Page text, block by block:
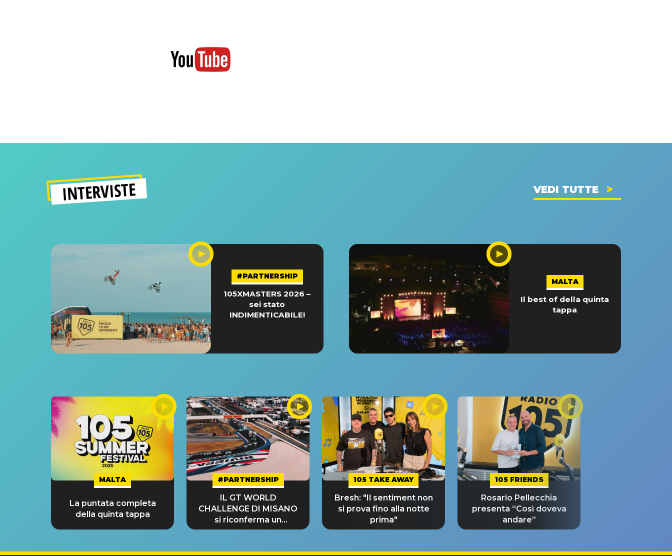
INTERVISTE VEDI TUTTE
#PARTNERSHIP
105XMASTERS 2026 –
sei stato
INDIMENTICABILE!
MALTA
Il best of della quinta
tappa
MALTA
La puntata completa
della quinta tappa
#PARTNERSHIP
IL GT WORLD
CHALLENGE DI MISANO
si riconferma un
GRANDE SUCCESSO!
105 TAKE AWAY
Bresh: "Il sentiment non
si prova fino alla notte
prima"
105 FRIENDS
Rosario Pellecchia
presenta “Così doveva
andare”